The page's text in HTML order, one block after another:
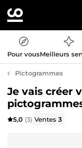
Pour vousMeilleurs
Pictogrammes
Je vais créer
5,0 (3) Ventes3